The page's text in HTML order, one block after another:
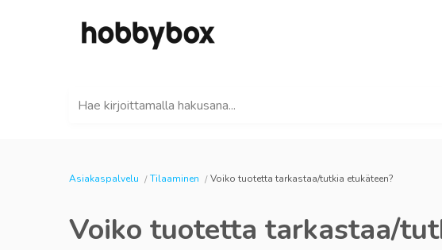
Hae kirjoittamalla hakusana...
Asiakaspalvelu Tilaaminen Voiko tuotetta tarkastaa/tutkia etukäteen?
Voiko tuotetta tarkastaa/